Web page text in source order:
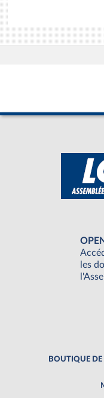
les
BOUTIQUE DE